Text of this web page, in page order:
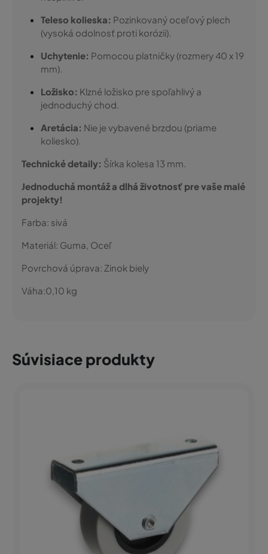
Teleso kolieska: Pozinkovaný oceľový plech
(vysoká odolnosť proti korózii).
Uchytenie: Pomocou platničky (rozmery 40 x 19
mm).
Ložisko: Klzné ložisko pre spoľahlivý a
jednoduchý chod.
Aretácia: Nie je vybavené brzdou (priame
koliesko).
Technické detaily: Šírka kolesa 13 mm.
Jednoduchá montáž a dlhá životnosť pre vaše malé
projekty!
Farba: sivá
Materiál: Guma, Oceľ
Povrchová úprava: Zinok biely
Váha:0,10 kg
Súvisiace produkty